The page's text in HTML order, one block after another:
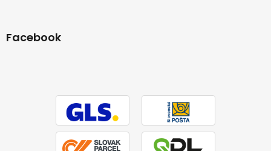
Facebook